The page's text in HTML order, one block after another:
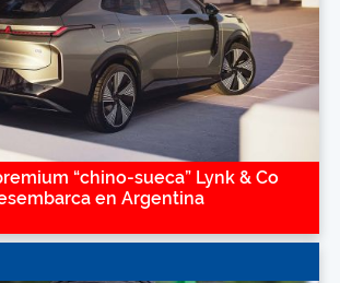
“chino-sueca” Lynk & Co
en Argentina